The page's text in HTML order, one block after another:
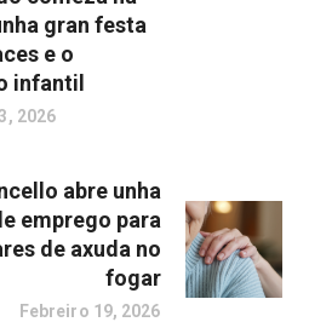
gran festa
e o
infantil
2026
abre unha
emprego para
de axuda no
fogar
Febreiro 19, 2026